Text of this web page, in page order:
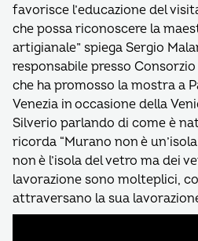
favorisce l’educazione del
che possa riconoscere la
artigianale” spiega Sergio
responsabile presso
che ha promosso la mostra a
Venezia in occasione della
Silverio parlando di come è
ricorda “Murano non è
non è l’isola del vetro ma dei
lavorazione sono molteplici,
attraversano la sua